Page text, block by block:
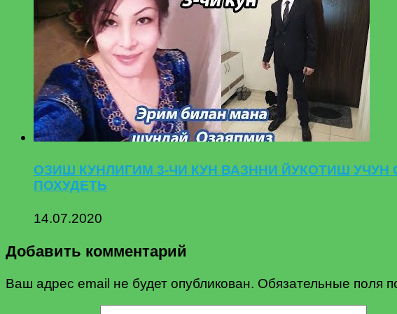
ОЗИШ КУНЛИГИМ 3-ЧИ КУН ВАЗННИ ЙУКОТИШ УЧУН
ПОХУДЕТЬ
14.07.2020
Добавить комментарий
Ваш адрес email не будет опубликован. Обязательные поля